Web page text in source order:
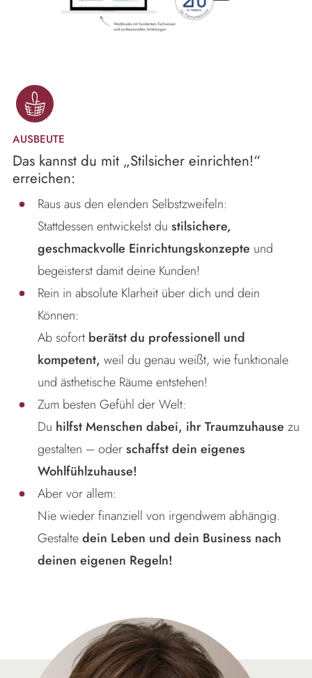
AUSBEUTE
Das kannst du mit „Stilsicher einrichten!“
erreichen:
Raus aus den elenden Selbstzweifeln:
Stattdessen entwickelst du stilsichere,
geschmackvolle Einrichtungskonzepte und
begeisterst damit deine Kunden!
Rein in absolute Klarheit über dich und dein
Können:
Ab sofort berätst du professionell und
kompetent, weil du genau weißt, wie funktionale
und ästhetische Räume entstehen!
Zum besten Gefühl der Welt:
Du hilfst Menschen dabei, ihr Traumzuhause zu
gestalten – oderschaffst dein eigenes
Wohlfühlzuhause!
Aber vor allem:
Nie wieder finanziell von irgendwem abhängig.
Gestaltedein Leben und dein Business nach
deinen eigenen Regeln!